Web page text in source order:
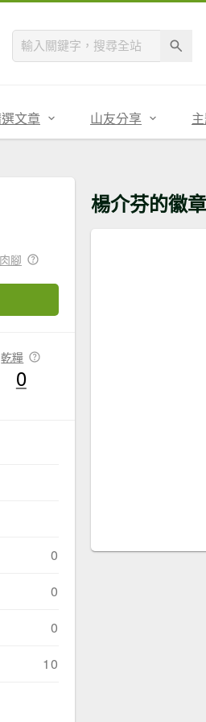
文章 山友分享
肉腳
乾糧
0
0
0
0
10
楊介芬的徽章